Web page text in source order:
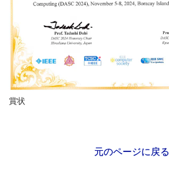
賞状
元のページに戻る